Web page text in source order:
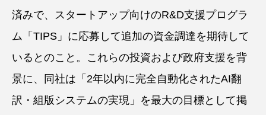
済みで、スタートアップ向けのR&D支援プログラ
ム「TIPS」に応募して追加の資金調達を期待して
いるとのこと。これらの投資および政府支援を背
景に、同社は「2年以内に完全自動化されたAI翻
訳・組版システムの実現」を最大の目標として掲